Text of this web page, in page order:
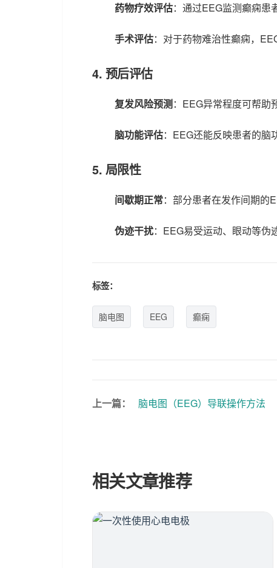
药物疗效评估：通过EEG监测癫痫患
手术评估：对于药物难治性癫痫，
4. 预后评估
复发风险预测：EEG异常程度可帮助
脑功能评估：EEG还能反映患者的脑
5. 局限性
间歇期正常：部分患者在发作间期的
伪迹干扰：EEG易受运动、眼动等伪
标签：
脑电图 EEG 癫痫
上一篇： 脑电图（EEG）导联操作方法
相关文章推荐